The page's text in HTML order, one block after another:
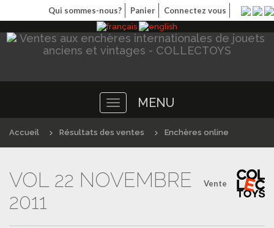
Qui sommes-nous? Panier Connectez vous
Toggle
navigation
MENU
Accueil Résultats des ventes Enchères online
Vente
VOL 22 NOVEMBRE
2011